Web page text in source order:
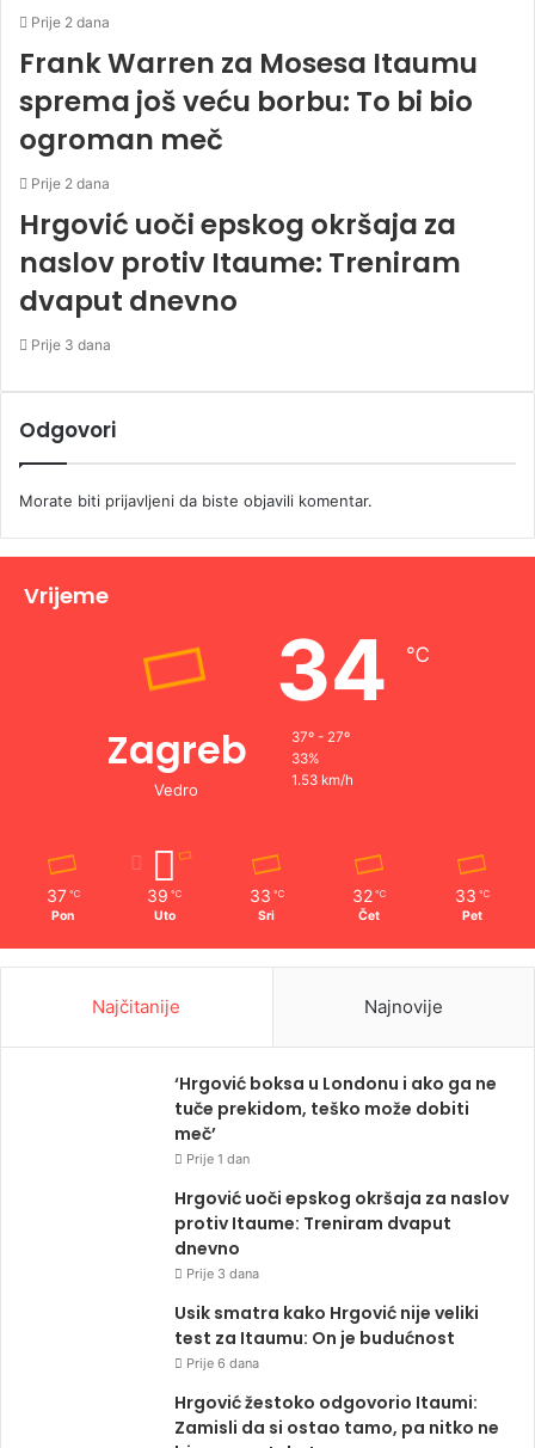
Prije 2 dana
Frank Warren za Mosesa Itaumu
sprema još veću borbu: To bi bio
ogroman meč
Prije 2 dana
Hrgović uoči epskog okršaja za
naslov protiv Itaume: Treniram
dvaput dnevno
Prije 3 dana
Odgovori
Morate biti prijavljeni da biste objavili komentar.
Vrijeme
Zagreb
Vedro
34 ℃
37º - 27º
33%
1.53 km/h
37 ℃
Pon
39 ℃
Uto
33 ℃
Sri
32 ℃
Čet
33 ℃
Pet
Najčitanije Najnovije
‘Hrgović boksa u Londonu i ako ga ne
tuče prekidom, teško može dobiti
meč’
Prije 1 dan
Hrgović uoči epskog okršaja za naslov
protiv Itaume: Treniram dvaput
dnevno
Prije 3 dana
Usik smatra kako Hrgović nije veliki
test za Itaumu: On je budućnost
Prije 6 dana
Hrgović žestoko odgovorio Itaumi:
Zamisli da si ostao tamo, pa nitko ne